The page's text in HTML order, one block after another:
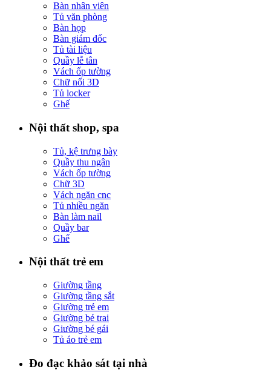
Bàn nhân viên
Tủ văn phòng
Bàn họp
Bàn giám đốc
Tủ tài liệu
Quầy lễ tân
Vách ốp tường
Chữ nổi 3D
Tủ locker
Ghế
Nội thất shop, spa
Tủ, kệ trưng bày
Quầy thu ngân
Vách ốp tường
Chữ 3D
Vách ngăn cnc
Tủ nhiều ngăn
Bàn làm nail
Quầy bar
Ghế
Nội thất trẻ em
Giường tầng
Giường tầng sắt
Giường trẻ em
Giường bé trai
Giường bé gái
Tủ áo trẻ em
Đo đạc khảo sát tại nhà